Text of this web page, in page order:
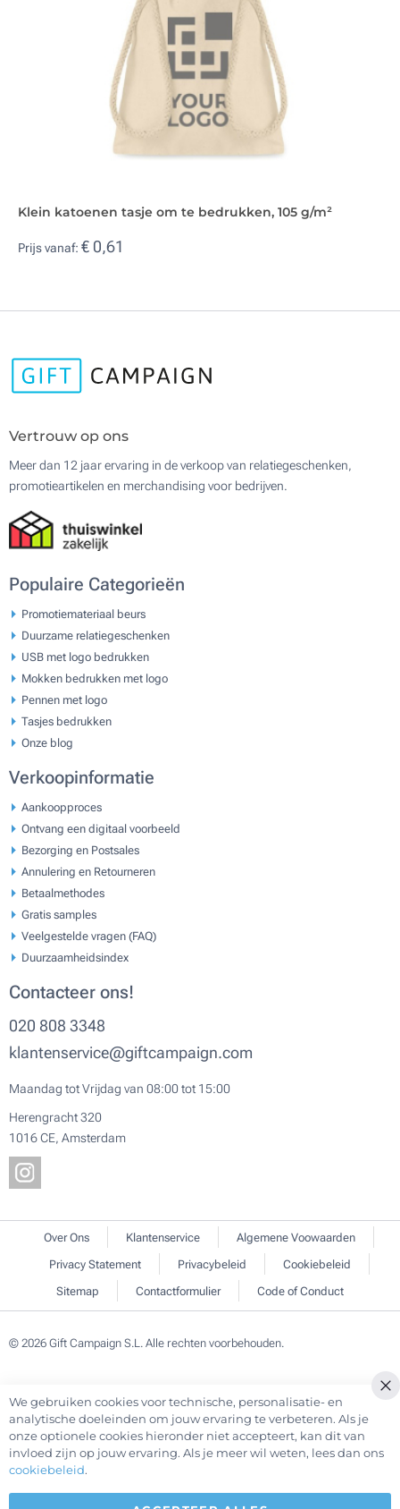
Klein katoenen tasje om te bedrukken, 105 g/m²
Prijs vanaf: € 0,61
Vertrouw op ons
Meer dan 12 jaar ervaring in de verkoop van relatiegeschenken,
promotieartikelen en merchandising voor bedrijven.
Populaire Categorieën
Promotiemateriaal beurs
Duurzame relatiegeschenken
USB met logo bedrukken
Mokken bedrukken met logo
Pennen met logo
Tasjes bedrukken
Onze blog
Verkoopinformatie
Aankoopproces
Ontvang een digitaal voorbeeld
Bezorging en Postsales
Annulering en Retourneren
Betaalmethodes
Gratis samples
Veelgestelde vragen (FAQ)
Duurzaamheidsindex
Contacteer ons!
020 808 3348
klantenservice@giftcampaign.com
Maandag tot Vrijdag van 08:00 tot 15:00
Herengracht 320
1016 CE, Amsterdam
Over Ons Klantenservice
Algemene Voowaarden
Privacy Statement
Privacybeleid
Cookiebeleid
Sitemap
Contactformulier Code of Conduct
© 2026 Gift Campaign S.L. Alle rechten voorbehouden.
We gebruiken cookies voor technische, personalisatie- en
analytische doeleinden om jouw ervaring te verbeteren. Als je
onze optionele cookies hieronder niet accepteert, kan dit van
invloed zijn op jouw ervaring. Als je meer wil weten, lees dan ons
cookiebeleid.